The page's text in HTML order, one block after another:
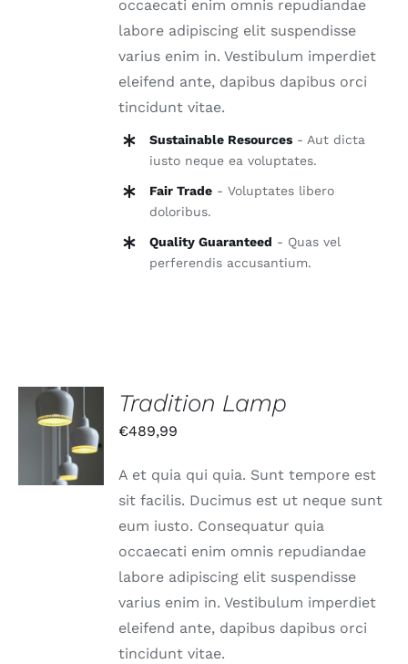
occaecati enim omnis repudiandae
labore adipiscing elit suspendisse
varius enim in. Vestibulum imperdiet
eleifend ante, dapibus dapibus orci
tincidunt vitae.
Sustainable Resources- Aut dicta
iusto neque ea voluptates.
Fair Trade- Voluptates libero
doloribus.
Quality Guaranteed - Quas vel
perferendis accusantium.
IN DEN
WARENKORB
DETAILS
Tradition Lamp
€489,99
A et quia qui quia. Sunt tempore est
sit facilis. Ducimus est ut neque sunt
eum iusto. Consequatur quia
occaecati enim omnis repudiandae
labore adipiscing elit suspendisse
varius enim in. Vestibulum imperdiet
eleifend ante, dapibus dapibus orci
tincidunt vitae.